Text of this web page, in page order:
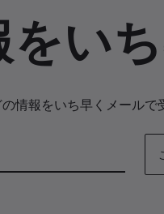
いち
情報をいち早くメールで